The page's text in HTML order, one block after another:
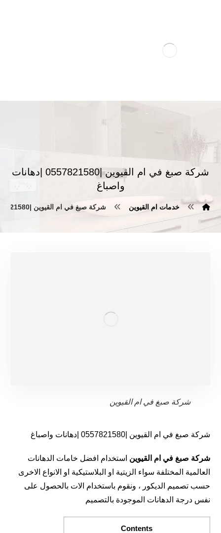
شركة صبغ في ام القيوين |0557821580 |دهانات
واصباغ
خدمات ام القيوين شركة صبغ في ام القيوين |0557821580 |دهانات واصباغ
شركة صبغ في ام القيوين
شركة صبغ في ام القيوين |0557821580 |دهانات واصباغ
شركة صبغ في ام القيوين استخدام افضل خامات الدهانات
العالمية المختلفة سواء الزيتية او البلاستيكية او الانواع الاخرى
حسب تصميم الديكور ، ونقوم باستخدام الات بالحصول على
نفس درجة الدهانات الموجودة بالتصميم
Contents